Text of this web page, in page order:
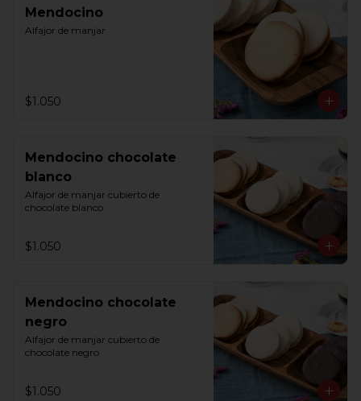
Mendocino
Alfajor de manjar
$1.050
Mendocino chocolate
blanco
Alfajor de manjar cubierto de
chocolate blanco
$1.050
Mendocino chocolate
negro
Alfajor de manjar cubierto de
chocolate negro
$1.050